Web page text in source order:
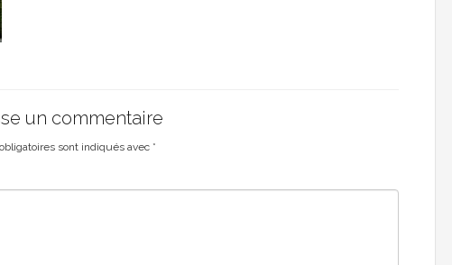
un commentaire
sont indiqués avec *